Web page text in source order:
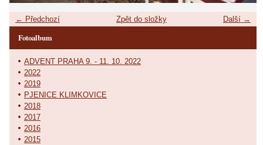
← Předchozí Další →
Zpět do složky
Fotoalbum
ADVENT PRAHA 9. - 11. 10. 2022
2022
2019
PJENICE KLIMKOVICE
2018
2017
2016
2015